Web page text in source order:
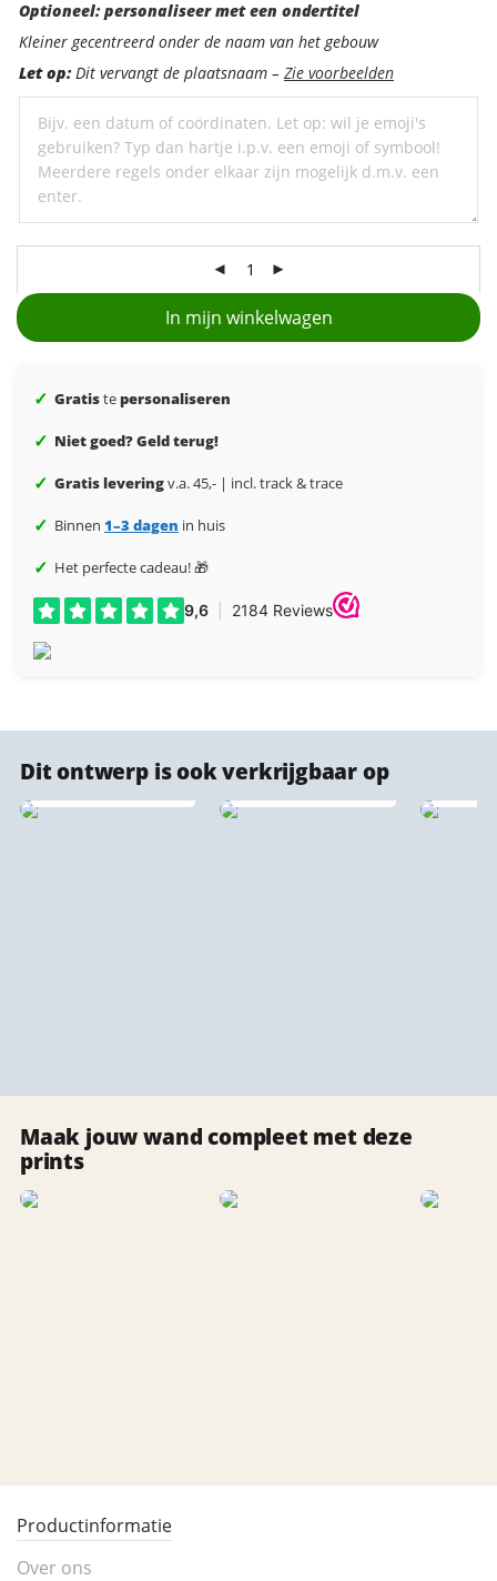
Optioneel:
personaliseer
met
een
ondertitel
Optioneel: personaliseer met een ondertitel
Kleiner gecentreerd onder de naam van het gebouw
Let op: Dit vervangt de plaatsnaam – Zie voorbeelden
In mijn winkelwagen
✓ Gratistepersonaliseren
✓ Niet goed? Geld terug!
✓ Gratis leveringv.a. 45,- | incl. track & trace
✓ Binnen 1–3 dagen in huis
✓ Het perfecte cadeau! 🎁
Dit ontwerp is ook verkrijgbaar op
stadsprint
Maak jouw wand compleet met deze
prints
Productinformatie
Over ons